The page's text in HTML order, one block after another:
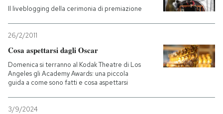
Il liveblogging della cerimonia di premiazione
26/2/2011
Cosa aspettarsi dagli Oscar
Domenica si terranno al Kodak Theatre di Los
Angeles gli Academy Awards: una piccola
guida a come sono fatti e cosa aspettarsi
3/9/2024